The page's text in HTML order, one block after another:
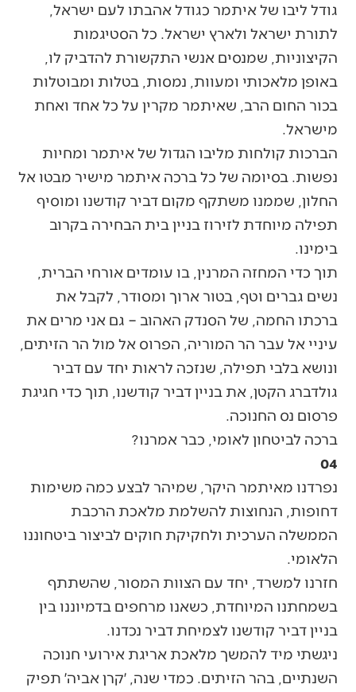
גודל ליבו של איתמר כגודל אהבתו לעם ישראל,
לתורת ישראל ולארץ ישראל. כל הסטיגמות
הקיצוניות, שמנסים אנשי התקשורת להדביק לו,
באופן מלאכותי ומעוות, נמסות, בטלות ומבוטלות
בכור החום הרב, שאיתמר מקרין על כל אחד ואחת
מישראל.
הברכות קולחות מליבו הגדול של איתמר ומחיות
נפשות. בסיומה של כל ברכה איתמר מישיר מבטו אל
החלון, שממנו משתקף מקום דביר קודשנו ומוסיף
תפילה מיוחדת לזירוז בניין בית הבחירה בקרוב
בימינו.
תוך כדי המחזה המרנין, בו עומדים אורחי הברית,
נשים גברים וטף, בטור ארוך ומסודר, לקבל את
ברכתו החמה, של הסנדק האהוב – גם אני מרים את
עיניי אל עבר הר המוריה, הפרוס אל מול הר הזיתים,
ונושא בלבי תפילה, שנזכה לראות יחד עם דביר
גולדברג הקטן, את בניין דביר קודשנו, תוך כדי חגיגת
פרסום נס החנוכה.
ברכה לביטחון לאומי, כבר אמרנו?
04
נפרדנו מאיתמר היקר, שמיהר לבצע כמה משימות
דחופות, הנחוצות להשלמת מלאכת הרכבת
הממשלה הערכית ולחקיקת חוקים לביצור ביטחוננו
הלאומי.
חזרנו למשרד, יחד עם הצוות המסור, שהשתתף
בשמחתנו המיוחדת, כשאנו מרחפים בדמיוננו בין
בניין דביר קודשנו לצמיחת דביר נכדנו.
ניגשתי מיד להמשך מלאכת אריגת אירועי חנוכה
השנתיים, בהר הזיתים. כמדי שנה, ׳קרן אביה׳ תפיק